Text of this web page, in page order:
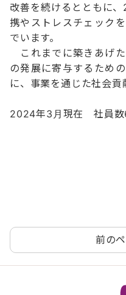
改善を続けるとともに
携やストレスチェック
でいます。
これまでに築きあげ
の発展に寄与するため
に、事業を通じた社会貢
2024年3月現在 社員数
前の